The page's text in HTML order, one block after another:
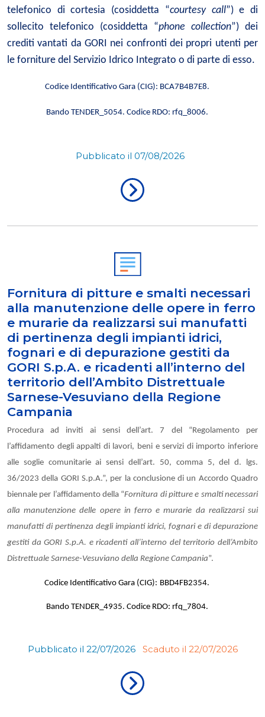
telefonico di cortesia (cosiddetta “courtesy call”) e di
sollecito telefonico (cosiddetta “phone collection”) dei
crediti vantati da GORI nei confronti dei propri utenti per
le forniture del Servizio Idrico Integrato o di parte di esso.
Codice Identificativo Gara (CIG): BCA7B4B7E8.
Bando TENDER_5054. Codice RDO: rfq_ 8006.
Pubblicato il 07/08/2026
Fornitura di pitture e smalti necessari
alla manutenzione delle opere in ferro
e murarie da realizzarsi sui manufatti
di pertinenza degli impianti idrici,
fognari e di depurazione gestiti da
GORI S.p.A. e ricadenti all’interno del
territorio dell’Ambito Distrettuale
Sarnese-Vesuviano della Regione
Campania
Procedura ad inviti ai sensi dell’art. 7 del “Regolamento per
l’affidamento degli appalti di lavori, beni e servizi di importo inferiore
alle soglie comunitarie ai sensi dell’art. 50, comma 5, del d. lgs.
36/2023 della GORI S.p.A.”, per la conclusione di un Accordo Quadro
biennale per l’affidamento della “Fornitura di pitture e smalti necessari
alla manutenzione delle opere in ferro e murarie da realizzarsi sui
manufatti di pertinenza degli impianti idrici, fognari e di depurazione
gestiti da GORI S.p.A. e ricadenti all’interno del territorio dell’Ambito
Distrettuale Sarnese-Vesuviano della Regione Campania”.
Codice Identificativo Gara (CIG): BBD4FB2354.
Bando TENDER_4935. Codice RDO: rfq_7804.
Pubblicato il 22/07/2026 Scaduto il 22/07/2026